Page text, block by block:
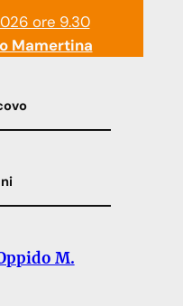
ore 9.30
Mamertina
M.